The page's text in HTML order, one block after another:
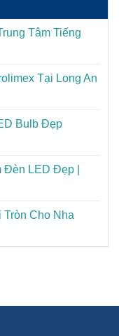
Tâm Tiếng
Tại Long An
Bulb Đẹp
LED Đẹp |
Cho Nha